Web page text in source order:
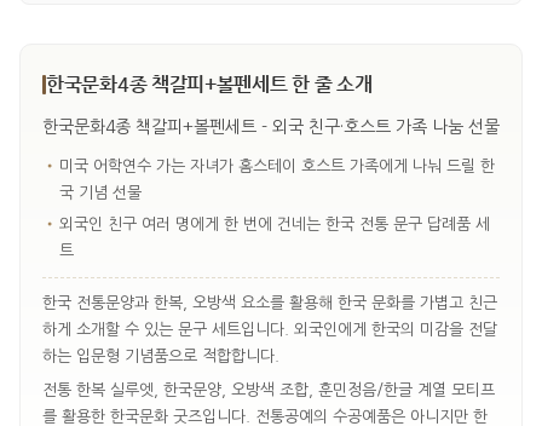
한국문화4종 책갈피+볼펜세트 한 줄 소개
한국문화4종 책갈피+볼펜세트 - 외국 친구·호스트 가족 나눔 선물
• 미국 어학연수 가는 자녀가 홈스테이 호스트 가족에게 나눠 드릴 한
국 기념 선물
• 외국인 친구 여러 명에게 한 번에 건네는 한국 전통 문구 답례품 세
트
한국 전통문양과 한복, 오방색 요소를 활용해 한국 문화를 가볍고 친근
하게 소개할 수 있는 문구 세트입니다. 외국인에게 한국의 미감을 전달
하는 입문형 기념품으로 적합합니다.
전통 한복 실루엣, 한국문양, 오방색 조합, 훈민정음/한글 계열 모티프
를 활용한 한국문화 굿즈입니다. 전통공예의 수공예품은 아니지만 한